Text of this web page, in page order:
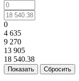
0
4 635
9 270
13 905
18 540.38
Сбросить